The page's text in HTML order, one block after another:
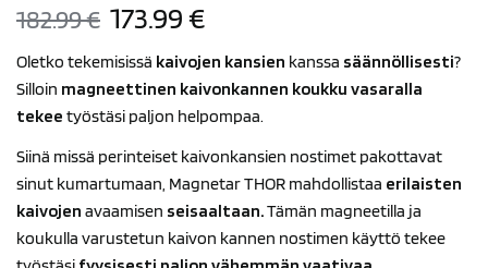
182.99€ 173.99€
Oletko tekemisissä kaivojen kansien kanssa säännöllisesti?
Silloin magneettinen kaivonkannen koukku vasaralla
tekee työstäsi paljon helpompaa.
Siinä missä perinteiset kaivonkansien nostimet pakottavat
sinut kumartumaan, Magnetar THOR mahdollistaa erilaisten
kaivojen avaamisen seisaaltaan.Tämän magneetilla ja
koukulla varustetun kaivon kannen nostimen käyttö tekee